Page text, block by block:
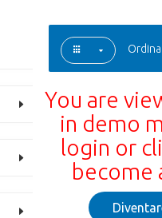
You are
in demo
login or
become